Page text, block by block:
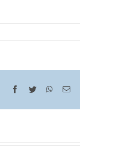
Facebook
Twitter WhatsApp
Correo